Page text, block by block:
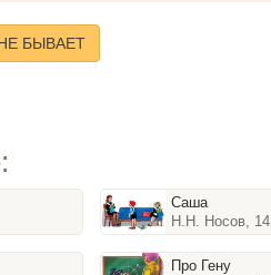
БЫВАЕТ
Саша
Н.Н. Носов, 14
Про Гену